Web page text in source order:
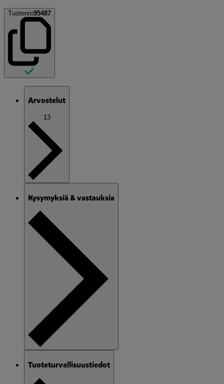
Tuotenro95487
Arvostelut
13
Kysymyksiä & vastauksia
Tuoteturvallisuustiedot